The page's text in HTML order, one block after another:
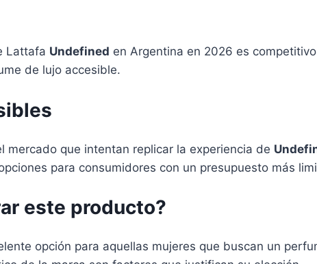
Lattafa Undefined en Argentina en 2026 es
de lujo accesible.
mercado que intentan replicar la experiencia de
para consumidores con un presupuesto más
este producto?
opción para aquellas mujeres que buscan un